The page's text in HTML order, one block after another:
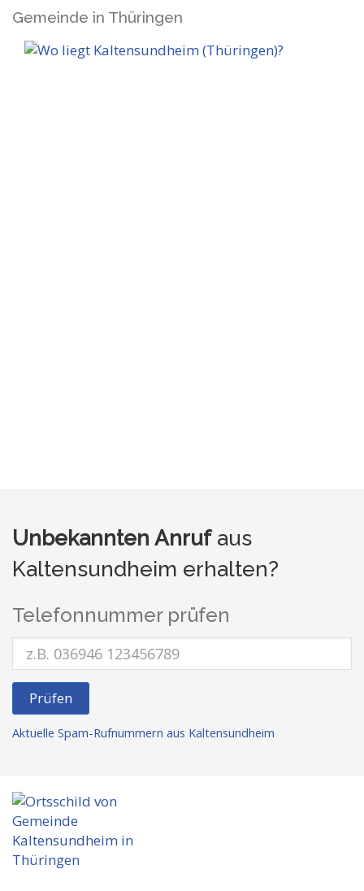
Gemeinde in Thüringen
Unbekannten Anrufaus
Kaltensundheim erhalten?
Telefonnummer prüfen
Prüfen
Aktuelle Spam-Rufnummern aus Kaltensundheim